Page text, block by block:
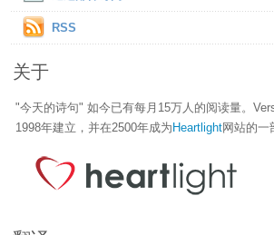
RSS
关于
"今天的诗句" 如今已有每月15万人的阅读量。
1998年建立，并在2500年成为 Heartlight网站的一